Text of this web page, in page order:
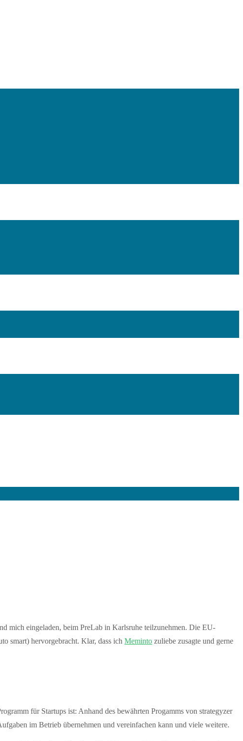
mich eingeladen, beim PreLab in Karlsruhe teilzunehmen. Die EU-
smart) hervorgebracht. Klar, dass ich Meminto zuliebe zusagte und gerne
für Startups ist: Anhand des bewährten Progamms von strategyzer
im Betrieb übernehmen und vereinfachen kann und viele weitere.